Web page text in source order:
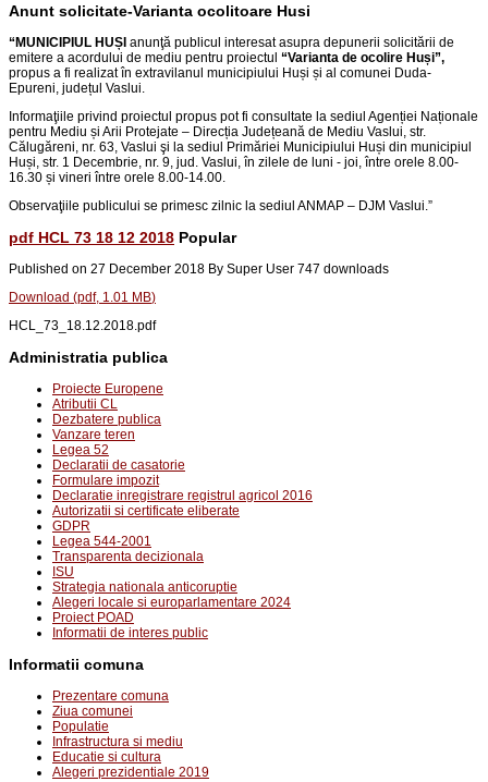
Anunt solicitate-Varianta ocolitoare Husi
“MUNICIPIUL HUȘI anunţă publicul interesat asupra depunerii solicitării de
emitere a acordului de mediu pentru proiectul “Varianta de ocolire Huși”,
propus a fi realizat în extravilanul municipiului Huși și al comunei Duda-
Epureni, județul Vaslui.
Informaţiile privind proiectul propus pot fi consultate la sediul Agenției Naționale
pentru Mediu și Arii Protejate – Direcția Județeană de Mediu Vaslui, str.
Călugăreni, nr. 63, Vaslui şi la sediul Primăriei Municipiului Huși din municipiul
Huși, str. 1 Decembrie, nr. 9, jud. Vaslui, în zilele de luni - joi, între orele 8.00-
16.30 și vineri între orele 8.00-14.00.
Observaţiile publicului se primesc zilnic la sediul ANMAP – DJM Vaslui.”
pdf HCL 73 18 12 2018 Popular
Published on 27 December 2018 By Super User 747 downloads
Download (pdf, 1.01 MB)
HCL_73_18.12.2018.pdf
Administratia publica
Proiecte Europene
Atributii CL
Dezbatere publica
Vanzare teren
Legea 52
Declaratii de casatorie
Formulare impozit
Declaratie inregistrare registrul agricol 2016
Autorizatii si certificate eliberate
GDPR
Legea 544-2001
Transparenta decizionala
ISU
Strategia nationala anticoruptie
Alegeri locale si europarlamentare 2024
Proiect POAD
Informatii de interes public
Informatii comuna
Prezentare comuna
Ziua comunei
Populatie
Infrastructura si mediu
Educatie si cultura
Alegeri prezidentiale 2019